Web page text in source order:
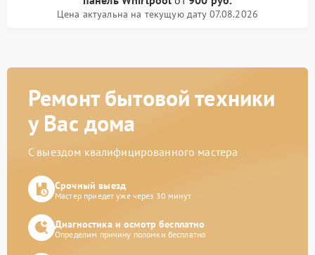
Цена актуальна на текущую дату 07.08.2026
Ремонт бытовой техники
у Вас дома
С выездом квалифицированного мастера
Срочный выезд
Мастер приедет уже через 30 минут
Диагностика и осмотр бесплатно
Определим причину поломки бесплатно